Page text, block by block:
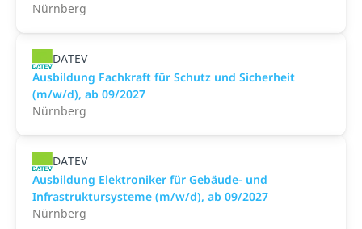
Nürnberg
DATEV
Ausbildung Fachkraft für Schutz und Sicherheit
(m/w/d), ab 09/2027
Nürnberg
DATEV
Ausbildung Elektroniker für Gebäude- und
Infrastruktursysteme (m/w/d), ab 09/2027
Nürnberg